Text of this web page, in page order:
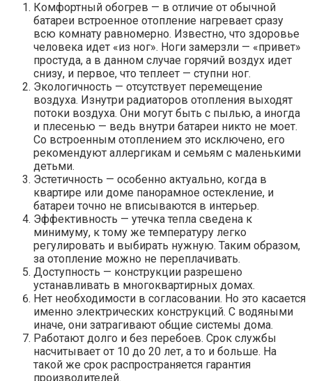
Комфортный обогрев — в отличие от обычной
батареи встроенное отопление нагревает сразу
всю комнату равномерно. Известно, что здоровье
человека идет «из ног». Ноги замерзли — «привет»
простуда, а в данном случае горячий воздух идет
снизу, и первое, что теплеет — ступни ног.
Экологичность — отсутствует перемещение
воздуха. Изнутри радиаторов отопления выходят
потоки воздуха. Они могут быть с пылью, а иногда
и плесенью — ведь внутри батареи никто не моет.
Со встроенным отоплением это исключено, его
рекомендуют аллергикам и семьям с маленькими
детьми.
Эстетичность — особенно актуально, когда в
квартире или доме панорамное остекление, и
батареи точно не вписываются в интерьер.
Эффективность — утечка тепла сведена к
минимуму, к тому же температуру легко
регулировать и выбирать нужную. Таким образом,
за отопление можно не переплачивать.
Доступность — конструкции разрешено
устанавливать в многоквартирных домах.
Нет необходимости в согласовании. Но это касается
именно электрических конструкций. С водяными
иначе, они затрагивают общие системы дома.
Работают долго и без перебоев. Срок службы
насчитывает от 10 до 20 лет, а то и больше. На
такой же срок распространяется гарантия
производителей.